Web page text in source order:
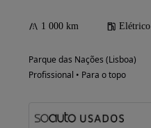
1 000 km Elétrico
Parque das Nações (Lisboa)
Profissional • Para o topo